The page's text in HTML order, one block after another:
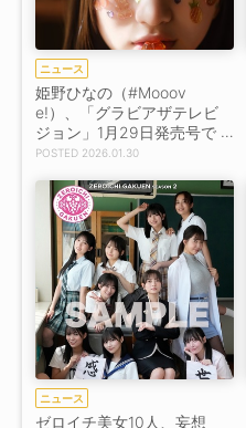
ニュース
姫野ひなの（#Mooov
e!）、「グラビアザテレビ
ジョン」1月29日発売号で
初表紙！［インタビュ
2026.01.30
ニュース
ゼロイチ美女10人、妄想